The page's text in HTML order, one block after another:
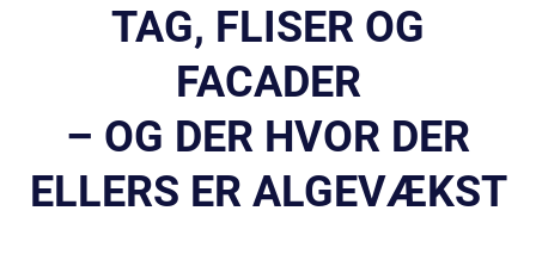
TAG, FLISER OG
FACADER
– OG DER HVOR DER
ELLERS ER ALGEVÆKST